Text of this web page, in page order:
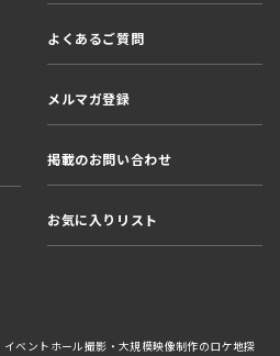
よくあるご質問
メルマガ登録
掲載のお問い合わせ
お気に入りリスト
イベントホール撮影・大規模映像制作のロケ地探